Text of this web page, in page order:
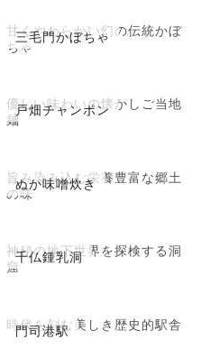
三毛門かぼちゃ
甘くやわらかい幻の伝統かぼ
ちゃ
戸畑チャンポン
優しい味わいの懐かしご当地
麺
ぬか味噌炊き
旨み染み込む栄養豊富な郷土
の味
千仏鍾乳洞
神秘の地下世界を探検する洞
窟
門司港駅
時代を刻む美しき歴史的駅舎